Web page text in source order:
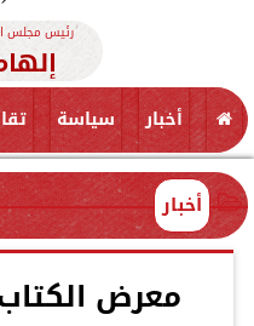
رئيس مجلس
أخبار سياسة
أخبار
معرض